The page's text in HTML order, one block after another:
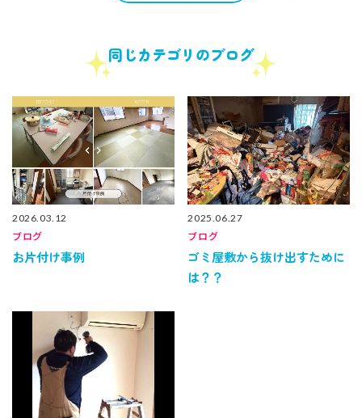
同じカテゴリのブログ
2026.03.12
ブログ
お片付け事例
2025.06.27
ブログ
ゴミ屋敷から抜け出すために
は？？